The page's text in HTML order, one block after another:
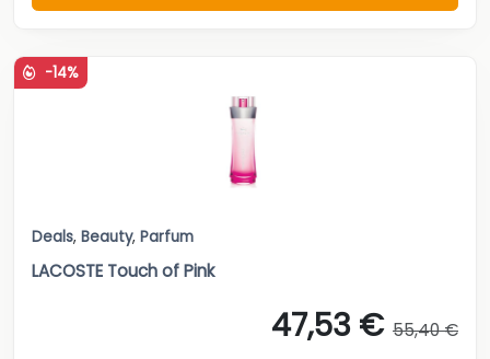
-14%
Deals, Beauty, Parfum
LACOSTE Touch of Pink
47,53 € 55,40 €